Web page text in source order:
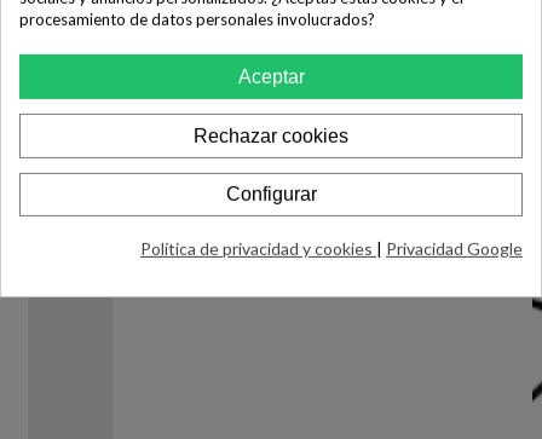
procesamiento de datos personales involucrados?
Aceptar
Rechazar cookies
Configurar
Política de privacidad y cookies | Privacidad Google